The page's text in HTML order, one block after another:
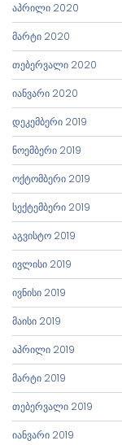
აპრილი 2020
მარტი 2020
თებერვალი 2020
იანვარი 2020
დეკემბერი 2019
ნოემბერი 2019
ოქტომბერი 2019
სექტემბერი 2019
აგვისტო 2019
ივლისი 2019
ივნისი 2019
მაისი 2019
აპრილი 2019
მარტი 2019
თებერვალი 2019
იანვარი 2019